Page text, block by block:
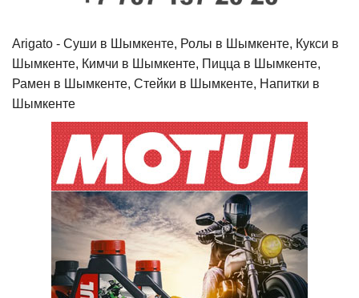
Arigato - Cуши в Шымкенте, Ролы в Шымкенте, Кукси в
Шымкенте, Кимчи в Шымкенте, Пицца в Шымкенте,
Рамен в Шымкенте, Стейки в Шымкенте, Напитки в
Шымкенте